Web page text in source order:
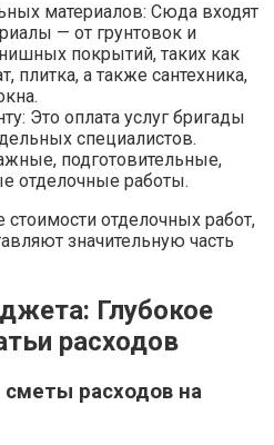
материалов: Сюда входят
— от грунтовок и
покрытий, таких как
плитка, а также сантехника,
Это оплата услуг бригады
специалистов.
подготовительные,
отделочные работы.
отделочных работ,
значительную часть
Глубокое
расходов
расходов на